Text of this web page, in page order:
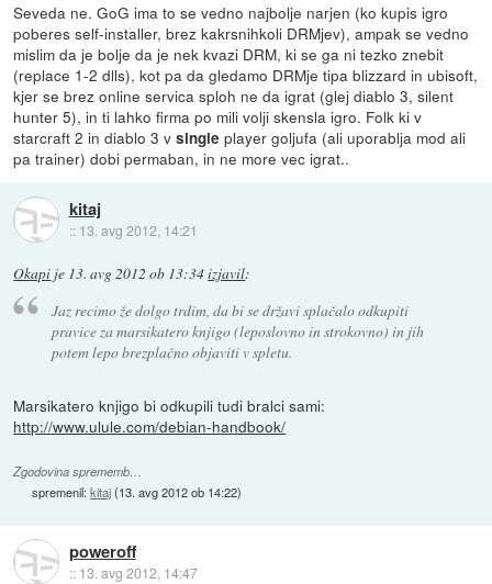
Seveda ne. GoG ima to se vedno najbolje narjen (ko kupis igro
poberes self-installer, brez kakrsnihkoli DRMjev), ampak se vedno
mislim da je bolje da je nek kvazi DRM, ki se ga ni tezko znebit
(replace 1-2 dlls), kot pa da gledamo DRMje tipa blizzard in ubisoft,
kjer se brez online servica sploh ne da igrat (glej diablo 3, silent
hunter 5), in ti lahko firma po mili volji skensla igro. Folk ki v
starcraft 2 in diablo 3 vsingle player goljufa (ali uporablja mod ali
pa trainer) dobi permaban, in ne more vec igrat..
kitaj
:: 13. avg 2012, 14:21
Okapi je 13. avg 2012 ob 13:34izjavil:
Jaz recimo že dolgo trdim, da bi se državi splačalo odkupiti
pravice za marsikatero knjigo (leposlovno in strokovno) in jih
potem lepo brezplačno objaviti v spletu.
Marsikatero knjigo bi odkupili tudi bralci sami:
http://www.ulule.com/debian-handbook/
Zgodovina sprememb…
spremenil:kitaj(13. avg 2012 ob 14:22)
poweroff
:: 13. avg 2012, 14:47